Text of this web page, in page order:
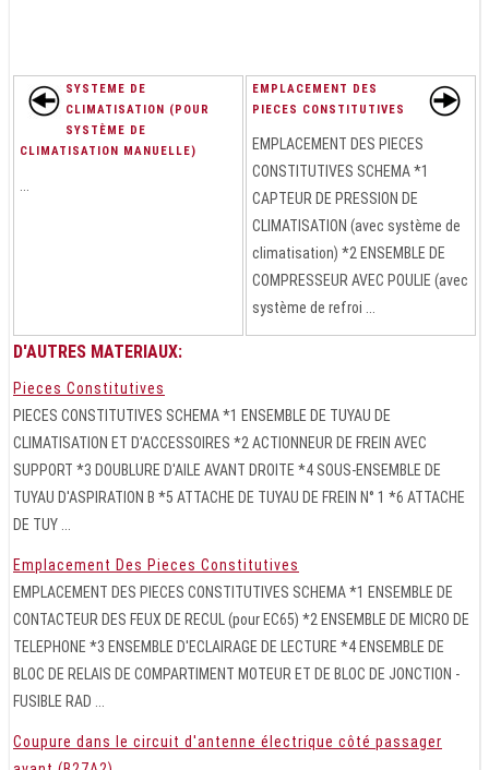
SYSTEME DE
CLIMATISATION (POUR
SYSTÈME DE
CLIMATISATION MANUELLE)
EMPLACEMENT DES
PIECES CONSTITUTIVES
EMPLACEMENT DES PIECES
CONSTITUTIVES SCHEMA *1
CAPTEUR DE PRESSION DE
CLIMATISATION (avec système de
climatisation) *2 ENSEMBLE DE
COMPRESSEUR AVEC POULIE (avec
système de refroi ...
D'AUTRES MATERIAUX:
Pieces Constitutives
PIECES CONSTITUTIVES SCHEMA *1 ENSEMBLE DE TUYAU DE
CLIMATISATION ET D'ACCESSOIRES *2 ACTIONNEUR DE FREIN AVEC
SUPPORT *3 DOUBLURE D'AILE AVANT DROITE *4 SOUS-ENSEMBLE DE
TUYAU D'ASPIRATION B *5 ATTACHE DE TUYAU DE FREIN N° 1 *6 ATTACHE
DE TUY ...
Emplacement Des Pieces Constitutives
EMPLACEMENT DES PIECES CONSTITUTIVES SCHEMA *1 ENSEMBLE DE
CONTACTEUR DES FEUX DE RECUL (pour EC65) *2 ENSEMBLE DE MICRO DE
TELEPHONE *3 ENSEMBLE D'ECLAIRAGE DE LECTURE *4 ENSEMBLE DE
BLOC DE RELAIS DE COMPARTIMENT MOTEUR ET DE BLOC DE JONCTION -
FUSIBLE RAD ...
Coupure dans le circuit d'antenne électrique côté passager